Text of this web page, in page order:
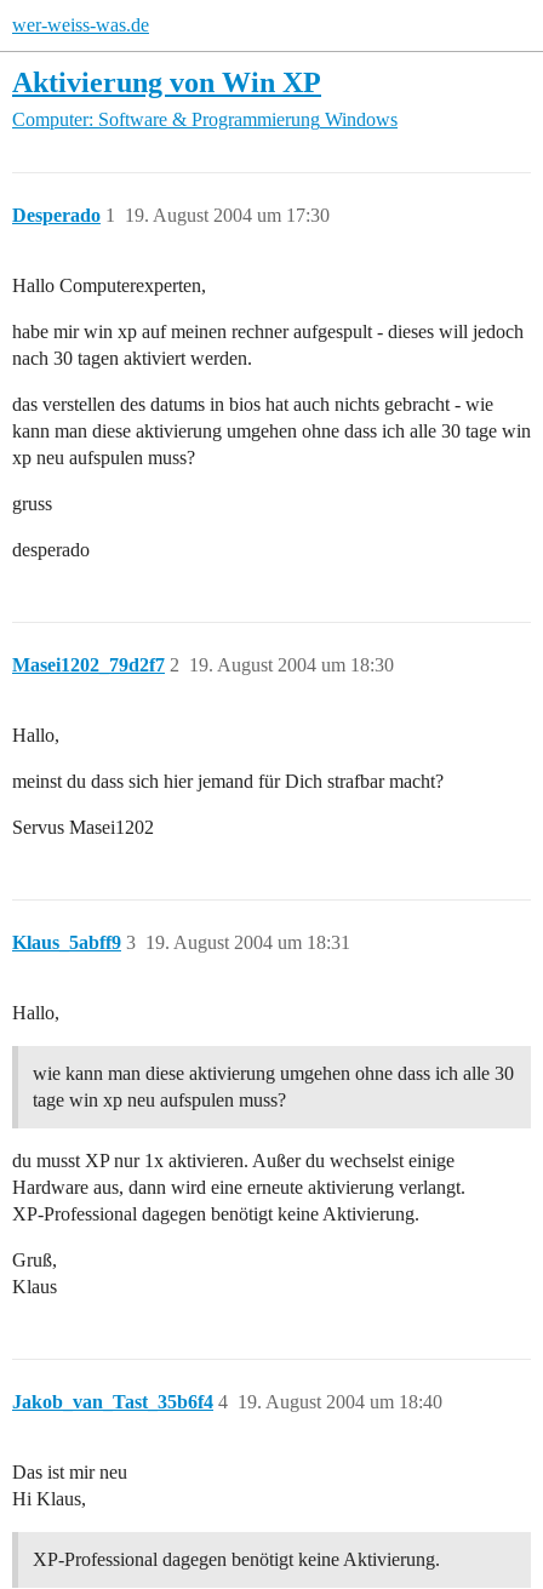
wer-weiss-was.de
Aktivierung von Win XP
Computer: Software & Programmierung Windows
Desperado 19. August 2004 um 17:30
1
Hallo Computerexperten,
habe mir win xp auf meinen rechner aufgespult - dieses will jedoch
nach 30 tagen aktiviert werden.
das verstellen des datums in bios hat auch nichts gebracht - wie
kann man diese aktivierung umgehen ohne dass ich alle 30 tage win
xp neu aufspulen muss?
gruss
desperado
Masei1202_79d2f7 19. August 2004 um 18:30
2
Hallo,
meinst du dass sich hier jemand für Dich strafbar macht?
Servus Masei1202
Klaus_5abff9 19. August 2004 um 18:31
3
Hallo,
wie kann man diese aktivierung umgehen ohne dass ich alle 30
tage win xp neu aufspulen muss?
du musst XP nur 1x aktivieren. Außer du wechselst einige
Hardware aus, dann wird eine erneute aktivierung verlangt.
XP-Professional dagegen benötigt keine Aktivierung.
Gruß,
Klaus
Jakob_van_Tast_35b6f4 19. August 2004 um 18:40
4
Das ist mir neu
Hi Klaus,
XP-Professional dagegen benötigt keine Aktivierung.